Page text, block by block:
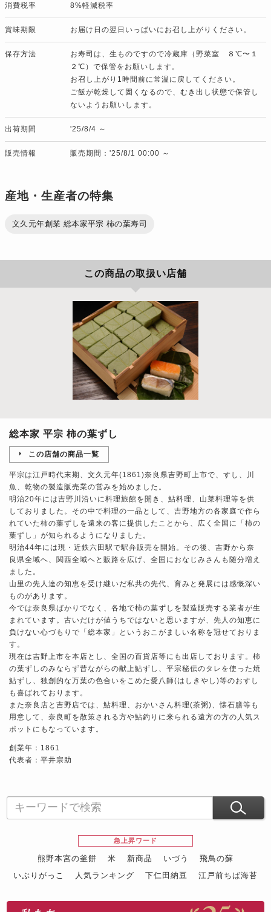
消費税率 8%軽減税率
賞味期限 お届け日の翌日いっぱいにお召し上がりください。
保存方法
お寿司は、生ものですので冷蔵庫（野菜室 ８℃〜１
２℃）で保管をお願いします。
お召し上がり1時間前に常温に戻してください。
ご飯が乾燥して固くなるので、むき出し状態で保管し
ないようお願いします。
出荷期間 '25/8/4 ～
販売情報 販売期間：'25/8/1 00:00 ～
産地・生産者の特集
文久元年創業 総本家平宗 柿の葉寿司
この商品の取扱い店舗
総本家 平宗 柿の葉ずし
この店舗の商品一覧
平宗は江戸時代末期、文久元年(1861)奈良県吉野町上市で、すし、川
魚、乾物の製造販売業の営みを始めました。
明治20年には吉野川沿いに料理旅館を開き、鮎料理、山菜料理等を供
しておりました。その中で料理の一品として、吉野地方の各家庭で作ら
れていた柿の葉ずしを遠来の客に提供したことから、広く全国に「柿の
葉ずし」が知られるようになりました。
明治44年には現・近鉄六田駅で駅弁販売を開始。その後、吉野から奈
良県全域へ、関西全域へと販路を広げ、全国におなじみさんも随分増え
ました。
山里の先人達の知恵を受け継いだ私共の先代、育みと発展には感慨深い
ものがあります。
今では奈良県ばかりでなく、各地で柿の葉ずしを製造販売する業者が生
まれています。古いだけが値うちではないと思いますが、先人の知恵に
負けない心づもりで「総本家」というおこがましい名称を冠せておりま
す。
現在は吉野上市を本店とし、全国の百貨店等にも出店しております。柿
の葉ずしのみならず昔ながらの献上鮎ずし、平宗秘伝のタレを使った焼
鮎ずし、独創的な万葉の色合いをこめた愛八師(はしきやし)等のおすし
も喜ばれております。
また奈良店と吉野店では、鮎料理、おかいさん料理(茶粥)、懐石膳等も
用意して、奈良町を散策される方や鮎釣りに来られる遠方の方の人気ス
ポットにもなっています。
創業年：1861
代表者：平井宗助
急上昇ワード
熊野本宮の釜餅 米 新商品 いづう
飛鳥の蘇
いぶりがっこ
人気ランキング 下仁田納豆
江戸前ちば海苔